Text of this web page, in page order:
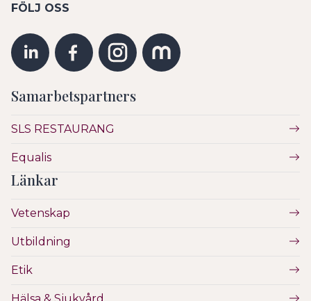
FÖLJ OSS
Samarbetspartners
SLS RESTAURANG
Equalis
Länkar
Vetenskap
Utbildning
Etik